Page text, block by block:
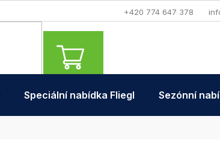
+420 774 647 378
NÁKUPNÍ
KOŠÍK
Speciální nabídka Fliegl Sezónní